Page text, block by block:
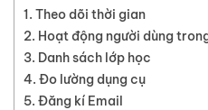
Theo dõi thời gian
Hoạt động người dùng
Danh sách lớp học
Đo lường dụng cụ
Đăng kí Email